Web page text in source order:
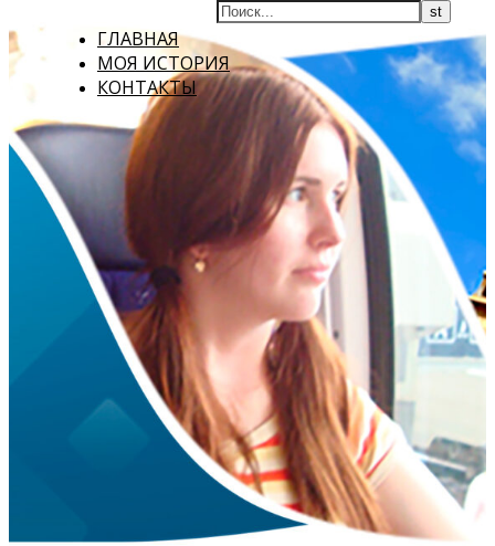
ГЛАВНАЯ
МОЯ ИСТОРИЯ
КОНТАКТЫ